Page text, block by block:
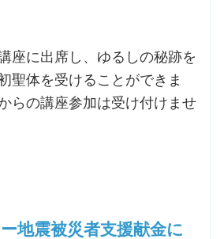
座に出席し、ゆるしの秘跡を
聖体を受けることができま
らの講座参加は受け付けませ
地震被災者支援献金に